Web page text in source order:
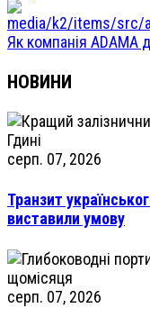
Як компанія ADAMA
НОВИНИ
серп. 07, 2026
Транзит
виставили умову
серп. 07, 2026